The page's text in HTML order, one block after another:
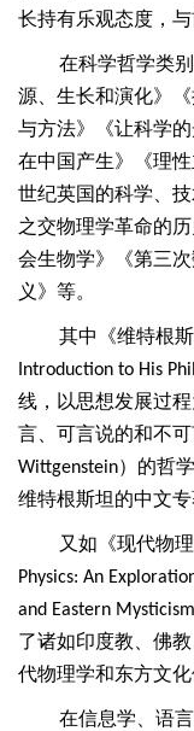
长持有乐观态度，
在科学哲学类
源、生长和演化》
与方法》《让科学
在中国产生》《理
世纪英国的科学、
之交物理学革命的
会生物学》《第三
义》等。
其中《维特根
Introduction to His
线，以思想发展过
言、可言说的和不
Wittgenstein）的哲
维特根斯坦的中文专
又如《现代物
Physics: An
and Eastern Mysticism
了诸如印度教、佛
代物理学和东方文化
在信息学、语